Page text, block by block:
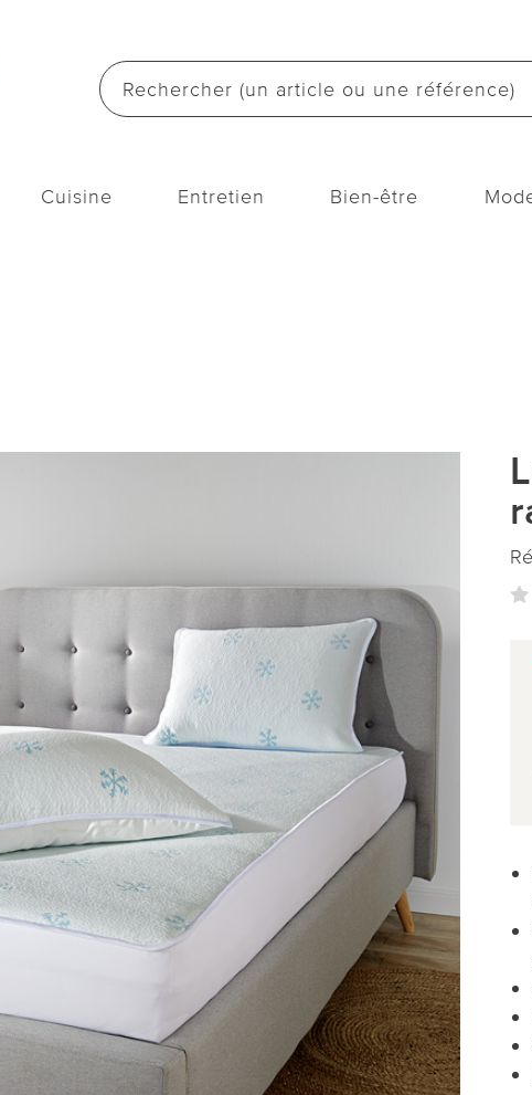
Cuisine Entretien Bien-être